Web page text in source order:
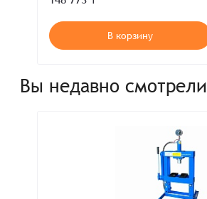
В корзину
Вы недавно смотрели